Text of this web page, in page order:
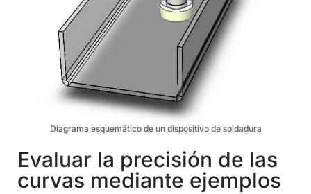
Diagrama esquemático de un dispositivo de soldadura
Evaluar la precisión de las
curvas mediante ejemplos